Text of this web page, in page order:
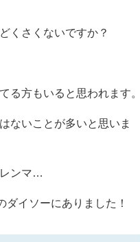
くさくないですか？
る方もいると思われます。
ないことが多いと思いま
ンマ…
イソーにありました！